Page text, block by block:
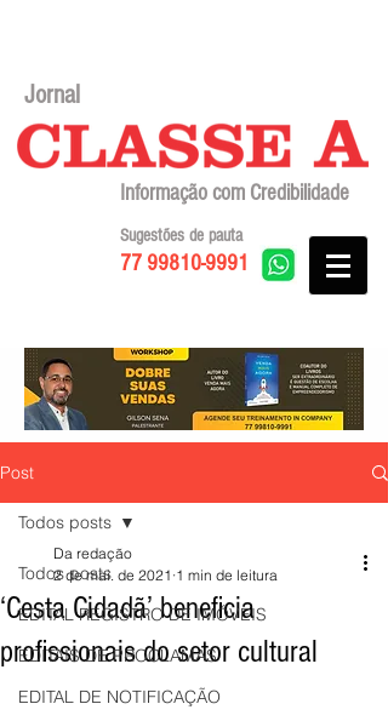
Jornal
Informação com Credibilidade
77 99810-9991
Sugestões de pauta
Post
Todos posts
EDITAL REGISTRO DE IMÓVEIS
EDITAIS DE PROCLAMAS
EDITAL DE NOTIFICAÇÃO
Todos posts
‘Cesta Cidadã’ beneficia
profissionais do setor cultural
Da redação
2 de mai. de 2021 1 min de leitura